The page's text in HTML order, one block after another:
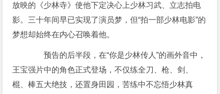
放映的《少林寺》使他下定决心上少林习武、立志拍电
影。三十年间早已实现了演员梦，但“拍一部少林电影”的
梦想却始终在内心召唤着他。
预告的后半段，在“你是少林传人”的画外音中，
王宝强片中的角色正式登场，不仅练全刀、枪、剑、
棍、棒五大绝技，还置身田园，苦练中不忘悟少林真